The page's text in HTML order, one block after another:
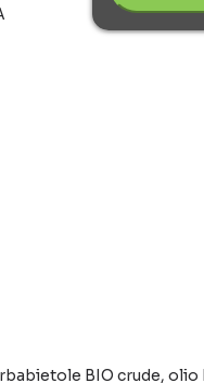
BIO crude, olio